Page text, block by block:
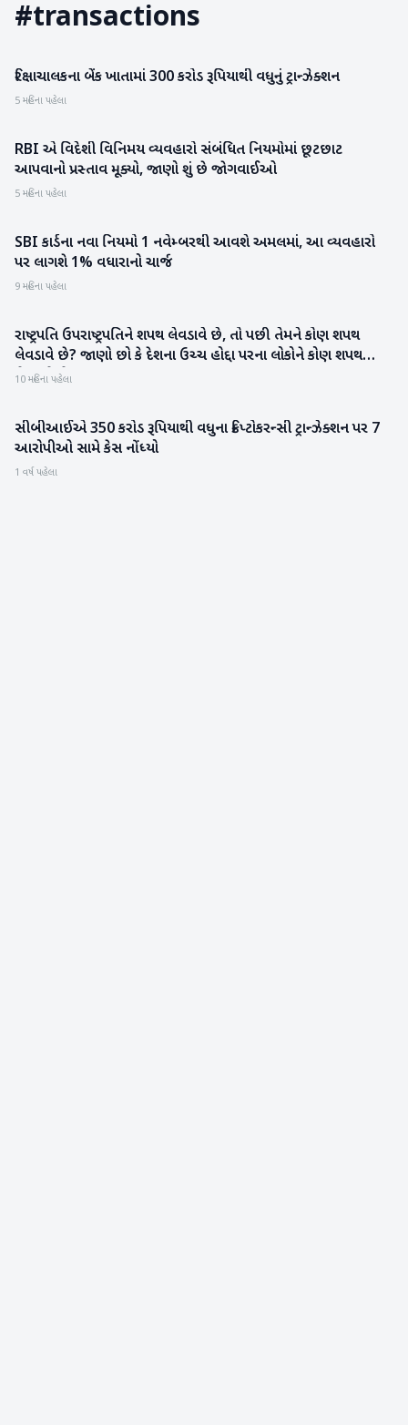
#transactions
ગુજરાત
રિક્ષાચાલકના બેંક ખાતામાં 300 કરોડ રૂપિયાથી વધુનું ટ્રાન્ઝેક્શન
5 મહિના પહેલા
રાષ્ટ્રીય
RBI એ વિદેશી વિનિમય વ્યવહારો સંબંધિત નિયમોમાં છૂટછાટ
આપવાનો પ્રસ્તાવ મૂક્યો, જાણો શું છે જોગવાઈઓ
5 મહિના પહેલા
બિઝનેસ
SBI કાર્ડના નવા નિયમો 1 નવેમ્બરથી આવશે અમલમાં, આ વ્યવહારો
પર લાગશે 1% વધારાનો ચાર્જ
9 મહિના પહેલા
રાજકારણ
રાષ્ટ્રપતિ ઉપરાષ્ટ્રપતિને શપથ લેવડાવે છે, તો પછી તેમને કોણ શપથ
લેવડાવે છે? જાણો છો કે દેશના ઉચ્ચ હોદ્દા પરના લોકોને કોણ શપથ
લેવડાવે છે?
10 મહિના પહેલા
રાષ્ટ્રીય
સીબીઆઈએ 350 કરોડ રૂપિયાથી વધુના ક્રિપ્ટોકરન્સી ટ્રાન્ઝેક્શન પર 7
આરોપીઓ સામે કેસ નોંધ્યો
1 વર્ષ પહેલા